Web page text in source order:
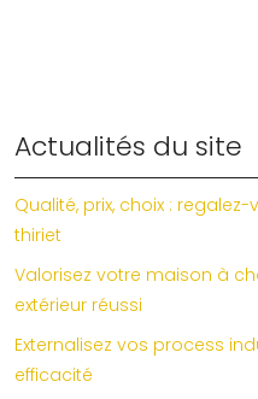
Actualités du site
Qualité, prix, choix :
thiriet
Valorisez votre maison à
extérieur réussi
Externalisez vos process
efficacité